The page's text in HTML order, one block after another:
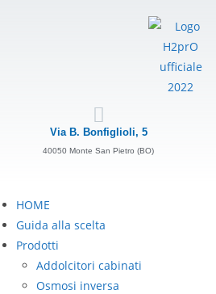
Via B. Bonfiglioli, 5
40050 Monte San Pietro (BO)
HOME
Guida alla scelta
Prodotti
Addolcitori cabinati
Osmosi inversa